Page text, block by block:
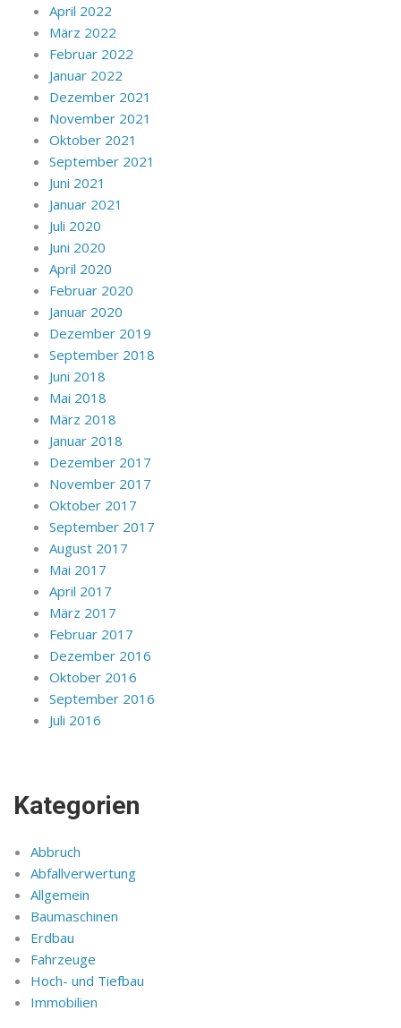
April 2022
März 2022
Februar 2022
Januar 2022
Dezember 2021
November 2021
Oktober 2021
September 2021
Juni 2021
Januar 2021
Juli 2020
Juni 2020
April 2020
Februar 2020
Januar 2020
Dezember 2019
September 2018
Juni 2018
Mai 2018
März 2018
Januar 2018
Dezember 2017
November 2017
Oktober 2017
September 2017
August 2017
Mai 2017
April 2017
März 2017
Februar 2017
Dezember 2016
Oktober 2016
September 2016
Juli 2016
Kategorien
Abbruch
Abfallverwertung
Allgemein
Baumaschinen
Erdbau
Fahrzeuge
Hoch- und Tiefbau
Immobilien